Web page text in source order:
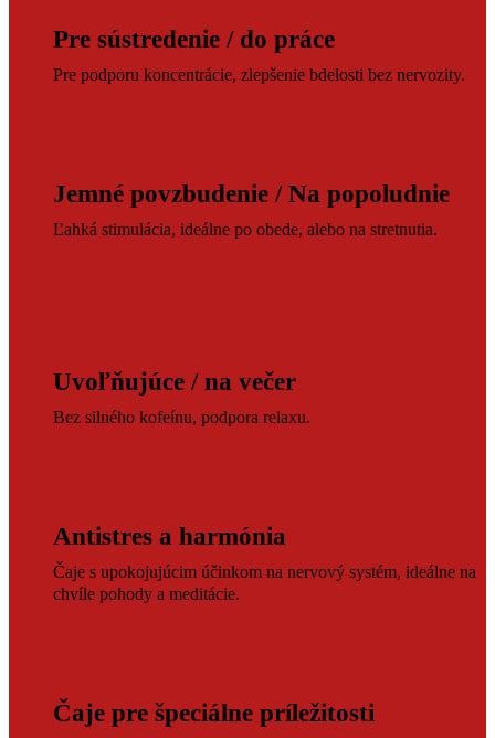
Pre sústredenie / do práce
Pre podporu koncentrácie, zlepšenie bdelosti bez nervozity.
Jemné povzbudenie / Na popoludnie
Ľahká stimulácia, ideálne po obede, alebo na stretnutia.
Uvoľňujúce / na večer
Bez silného kofeínu, podpora relaxu.
Antistres a harmónia
Čaje s upokojujúcim účinkom na nervový systém, ideálne na
chvíle pohody a meditácie.
Čaje pre špeciálne príležitosti